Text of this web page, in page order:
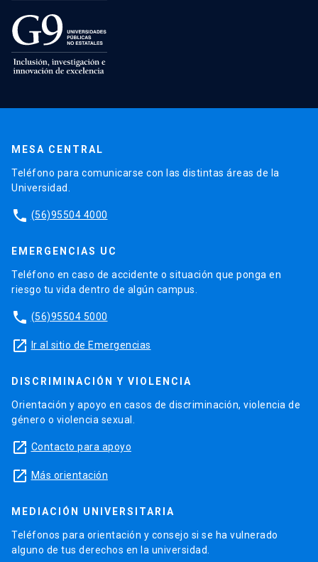
MESA CENTRAL
Teléfono para comunicarse con las distintas áreas de la
Universidad.
phone (56)95504 4000
EMERGENCIAS UC
Teléfono en caso de accidente o situación que ponga en
riesgo tu vida dentro de algún campus.
phone (56)95504 5000
launch Ir al sitio de Emergencias
DISCRIMINACIÓN Y VIOLENCIA
Orientación y apoyo en casos de discriminación, violencia de
género o violencia sexual.
launch Contacto para apoyo
launch Más orientación
MEDIACIÓN UNIVERSITARIA
Teléfonos para orientación y consejo si se ha vulnerado
alguno de tus derechos en la universidad.